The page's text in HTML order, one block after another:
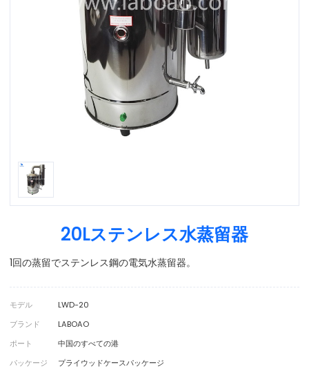
20Lステンレス水蒸留器
1回の蒸留でステンレス鋼の電気水蒸留器。
モデル
LWD-20
ブランド
LABOAO
ポート
中国のすべての港
パッケージ
プライウッドケースパッケージ